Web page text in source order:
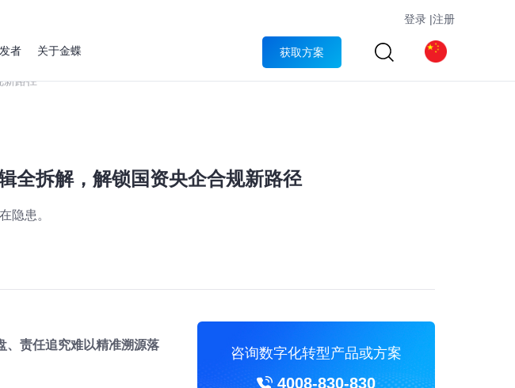
登录 |注册
者 关于金蝶 获取方案
新路径
全拆解，解锁国资央企合规新路径
隐患。
、责任追究难以精准溯源落
咨询数字化转型产品或方案
4008-830-830